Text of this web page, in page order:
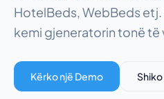
HotelBeds, WebBeds etj.
kemi gjeneratorin tonë të
Kërko një Demo